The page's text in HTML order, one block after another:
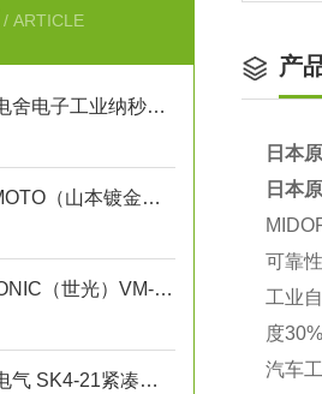
/ ARTICLE
池田屋新品推出赛电舍电子工业纳秒脉冲CO2激光器 UPL系列 参数介绍
池田屋到货YAMAMOTO（山本镀金）B-72WJ
池田屋精品！SEKONIC（世光）VM-10A-MH 振动式粘度计
池田屋精品！三井电气 SK4-21紧凑型单据打印机 参数介绍
产
日本
日本
可靠
工业
度
汽车